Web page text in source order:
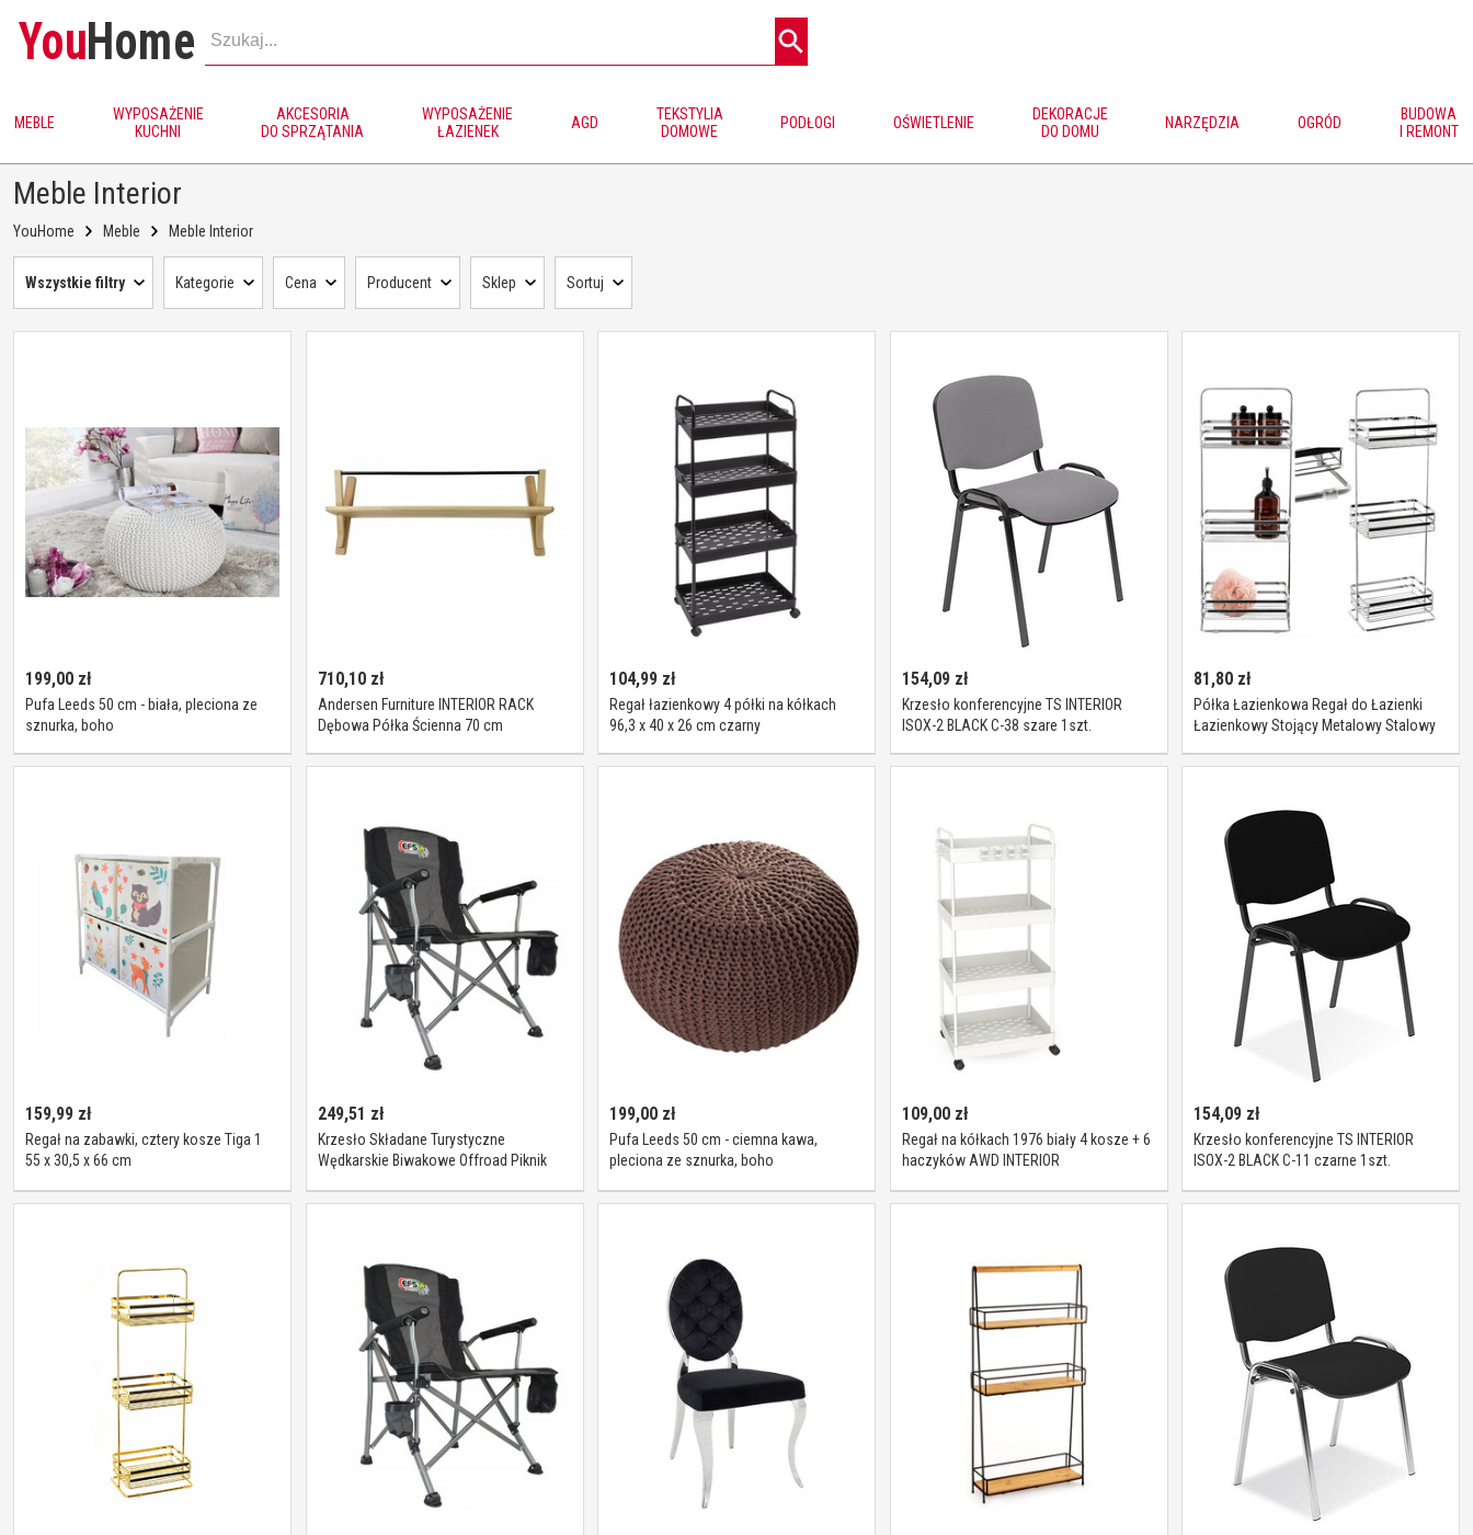
YouHome
MEBLE
WYPOSAŻENIE
KUCHNI
AKCESORIA
DO SPRZĄTANIA
WYPOSAŻENIE
ŁAZIENEK
AGD
TEKSTYLIA
DOMOWE
PODŁOGI OŚWIETLENIE
DEKORACJE
DO DOMU
NARZĘDZIA OGRÓD
BUDOWA
I REMONT
Meble Interior
YouHome Meble Meble Interior
Wszystkie filtry Kategorie Cena Producent Sklep Sortuj
199,00 zł
Pufa Leeds 50 cm - biała, pleciona ze
sznurka, boho
710,10zł
Andersen Furniture INTERIOR RACK
Dębowa Półka Ścienna 70 cm
104,99 zł
Regał łazienkowy 4 półki na kółkach
96,3 x 40 x 26 cm czarny
154,09zł
Krzesło konferencyjne TS INTERIOR
ISOX-2 BLACK C-38 szare 1szt.
81,80 zł
Półka Łazienkowa Regał do Łazienki
Łazienkowy Stojący Metalowy Stalowy
159,99 zł
Regał na zabawki, cztery kosze Tiga 1
55 x 30,5 x 66 cm
249,51 zł
Krzesło Składane Turystyczne
Wędkarskie Biwakowe Offroad Piknik
199,00 zł
Pufa Leeds 50 cm - ciemna kawa,
pleciona ze sznurka, boho
109,00zł
Regał na kółkach 1976 biały 4 kosze + 6
haczyków AWD INTERIOR
154,09 zł
Krzesło konferencyjne TS INTERIOR
ISOX-2 BLACK C-11 czarne 1szt.